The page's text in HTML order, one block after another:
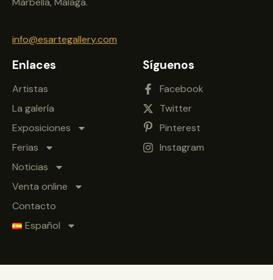
info@esartegallery.com
Enlaces
Artistas
La galería
Exposiciones
Ferias
Noticias
Venta online
Contacto
Español
Síguenos
Facebook
Twitter
Pinterest
Instagram